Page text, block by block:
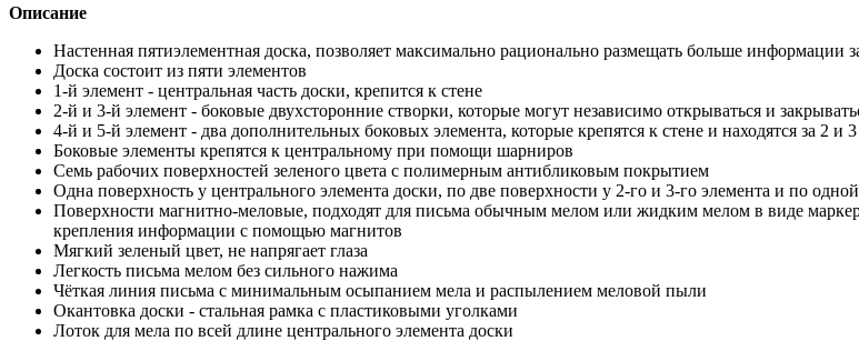
Описание
Настенная пятиэлементная доска, позволяет максимально рационально размещать больше информации
Доска состоит из пяти элементов
1-й элемент - центральная часть доски, крепится к стене
2-й и 3-й элемент - боковые двухсторонние створки, которые могут независимо открываться и
4-й и 5-й элемент - два дополнительных боковых элемента, которые крепятся к стене и находятся за 2 и
Боковые элементы крепятся к центральному при помощи шарниров
Семь рабочих поверхностей зеленого цвета с полимерным антибликовым покрытием
Одна поверхность у центрального элемента доски, по две поверхности у 2-го и 3-го элемента и по
Поверхности магнитно-меловые, подходят для письма обычным мелом или жидким мелом в виде
крепления информации с помощью магнитов
Мягкий зеленый цвет, не напрягает глаза
Легкость письма мелом без сильного нажима
Чёткая линия письма с минимальным осыпанием мела и распылением меловой пыли
Окантовка доски - стальная рамка с пластиковыми уголками
Лоток для мела по всей длине центрального элемента доски